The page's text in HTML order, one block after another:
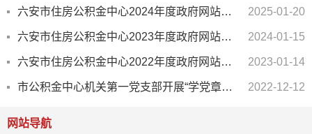
六安市住房公积金中心2024年度政府网站工作报表 2025-01-20
六安市住房公积金中心2023年度政府网站工作报表 2024-01-15
六安市住房公积金中心2022年度政府网站工作报表 2023-01-14
市公积金中心机关第一党支部开展“学党章、守初心、践宗旨、担使命”主题党日活动 2022-12-12
网站导航